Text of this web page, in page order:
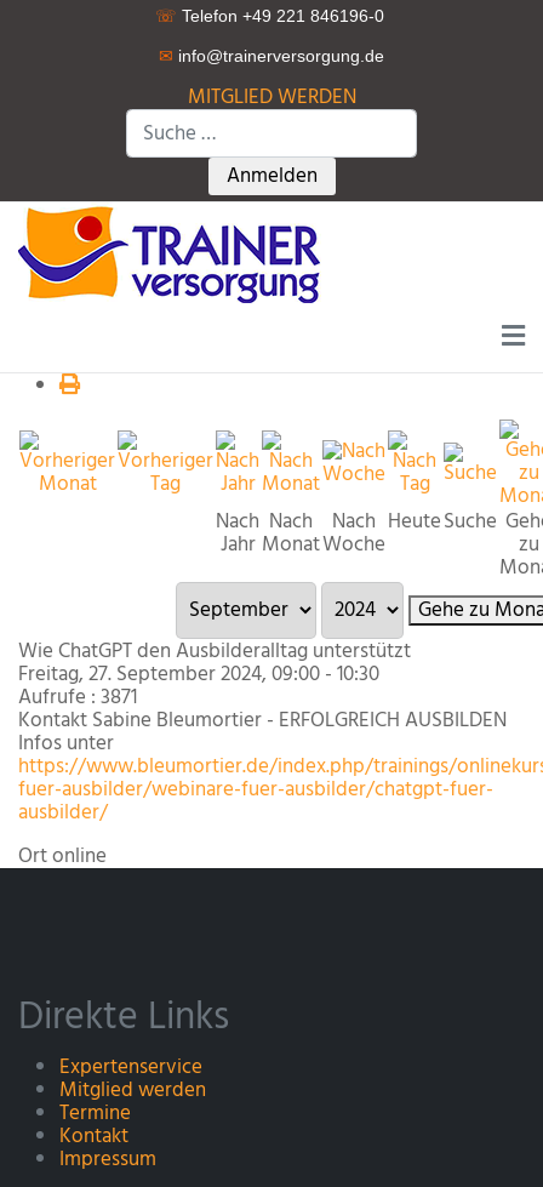
☏ Telefon +49 221 846196-0
✉ info@trainerversorgung.de
MITGLIED WERDEN
Suchen
Type 2 or more characters for
Anmelden
Nach
Jahr
Nach
Monat
Nach
Woche
HeuteSuche
zu
Gehe zu
Wie ChatGPT den Ausbilderalltag unterstützt
Freitag, 27. September 2024, 09:00 - 10:30
Aufrufe : 3871
KontaktSabine Bleumortier - ERFOLGREICH AUSBILDEN
Infos unter
https://www.bleumortier.de/index.php/trainings/
fuer-ausbilder/webinare-fuer-ausbilder/chatgpt-fuer-
ausbilder/
Ortonline
Direkte Links
Expertenservice
Mitglied werden
Termine
Kontakt
Impressum